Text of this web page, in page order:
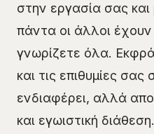
στην εργασία σας
πάντα οι άλλοι έχουν
γνωρίζετε όλα.
και τις επιθυμίες
ενδιαφέρει, αλλά
και εγωιστική διάθεση.